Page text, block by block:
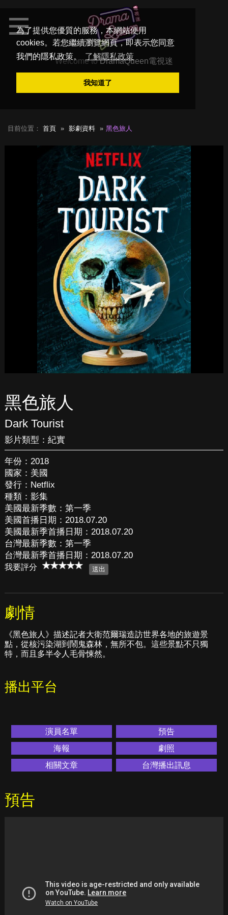
為了提供您優質的服務，本網站使用
cookies。若您繼續瀏覽網頁，即表示您同意
我們的隱私政策。
了解隱私政策
我知道了
Welcome toDramaQueen電視迷
目前位置： 首頁 影劇資料 黑色旅人
黑色旅人
Dark Tourist
影片類型： 紀實
年份：2018
國家：美國
發行：Netflix
種類：影集
美國最新季數：第一季
美國首播日期：2018.07.20
美國最新季首播日期：2018.07.20
台灣最新季數：第一季
台灣最新季首播日期：2018.07.20
我要評分
劇情
《黑色旅人》描述記者大衛范爾瑞造訪世界各地的旅遊景
點，從核污染湖到鬧鬼森林，無所不包。這些景點不只獨
特，而且多半令人毛骨悚然。
播出平台
演員名單
預告
海報
劇照
相關文章
台灣播出訊息
預告